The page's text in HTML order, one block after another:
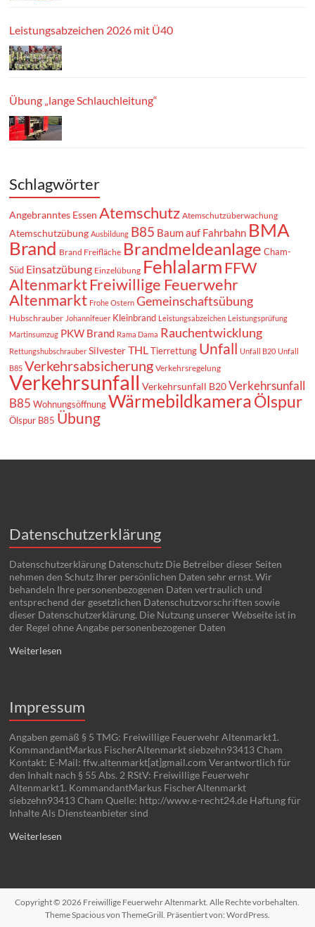
Leistungsabzeichen 2026 mit Ü40
Übung „lange Schlauchleitung“
Schlagwörter
Angebranntes Essen Atemschutz Atemschutzüberwachung
Atemschutzübung Ausbildung B85 Baum auf Fahrbahn BMA
Brand Brand Freifläche Brandmeldeanlage Cham-
Süd Einsatzübung Einzelübung Fehlalarm FFW
AltenmarktFreiwillige Feuerwehr
Altenmarkt Frohe Ostern Gemeinschaftsübung
Hubschrauber Johannifeuer Kleinbrand Leistungsabzeichen Leistungsprüfung
Martinsumzug PKW Brand Rama Dama Rauchentwicklung
Rettungshubschrauber Silvester THL Tierrettung Unfall Unfall B20 Unfall
B85 Verkehrsabsicherung Verkehrsregelung
Verkehrsunfall Verkehrsunfall B20 Verkehrsunfall
B85 Wohnungsöffnung WärmebildkameraÖlspur
Ölspur B85 Übung
Datenschutzerklärung
Datenschutzerklärung Datenschutz Die Betreiber dieser Seiten
nehmen den Schutz Ihrer persönlichen Daten sehr ernst. Wir
behandeln Ihre personenbezogenen Daten vertraulich und
entsprechend der gesetzlichen Datenschutzvorschriften sowie
dieser Datenschutzerklärung. Die Nutzung unserer Webseite ist in
der Regel ohne Angabe personenbezogener Daten
Weiterlesen
Impressum
Angaben gemäß § 5 TMG: Freiwillige Feuerwehr Altenmarkt1.
KommandantMarkus FischerAltenmarkt siebzehn93413 Cham
Kontakt: E-Mail: ffw.altenmarkt[at]gmail.com Verantwortlich für
den Inhalt nach § 55 Abs. 2 RStV: Freiwillige Feuerwehr
Altenmarkt1. KommandantMarkus FischerAltenmarkt
siebzehn93413 Cham Quelle: http://www.e-recht24.de Haftung für
Inhalte Als Diensteanbieter sind
Weiterlesen
Copyright © 2026 Freiwillige Feuerwehr Altenmarkt . Alle Rechte vorbehalten.
ThemeSpaciousvon ThemeGrill. Präsentiert von: WordPress.